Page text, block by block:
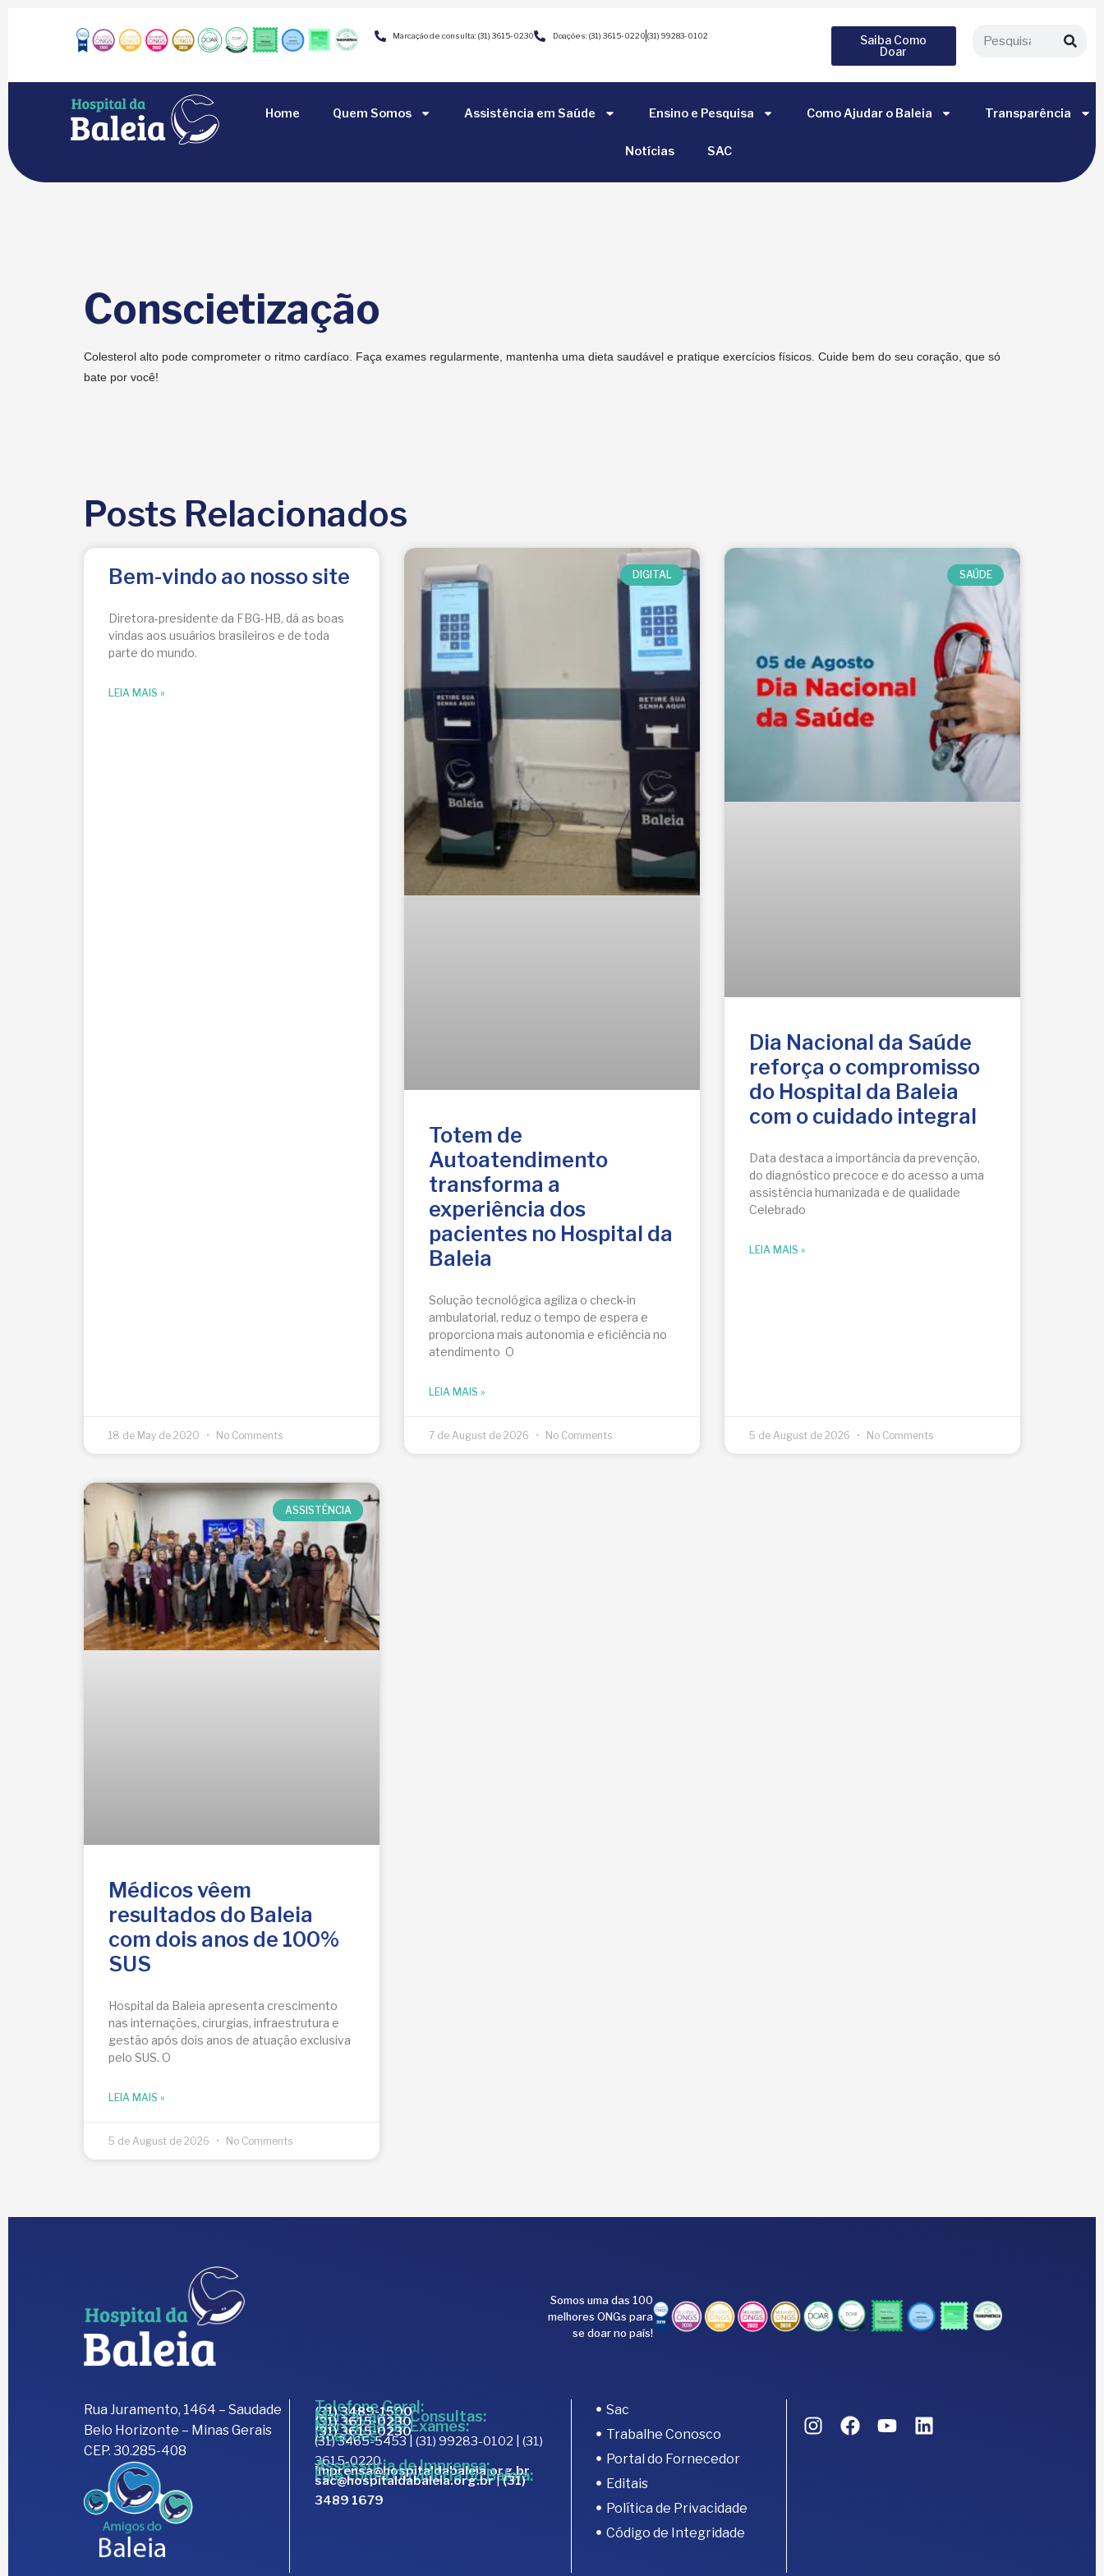
Marcação de consulta: (31) 3615-0230 Doações: (31) 3615-0220 (31) 99283-0102
Saiba Como
Doar
Home Quem Somos Assistência em Saúde Ensino e Pesquisa Como Ajudar o Baleia Transparência
Notícias SAC
Conscietização
Colesterol alto pode comprometer o ritmo cardíaco. Faça exames regularmente, mantenha uma dieta saudável e pratique exercícios físicos. Cuide bem do seu coração, que só
bate por você!
Posts Relacionados
Bem-vindo ao nosso site
Diretora-presidente da FBG-HB, dá as boas
vindas aos usuários brasileiros e de toda
parte do mundo.
LEIA MAIS »
18 de May de 2020 No Comments
DIGITAL
Totem de
Autoatendimento
transforma a
experiência dos
pacientes no Hospital da
Baleia
Solução tecnológica agiliza o check-in
ambulatorial, reduz o tempo de espera e
proporciona mais autonomia e eficiência no
atendimento O
LEIA MAIS »
7 de August de 2026 No Comments
SAÚDE
Dia Nacional da Saúde
reforça o compromisso
do Hospital da Baleia
com o cuidado integral
Data destaca a importância da prevenção,
do diagnóstico precoce e do acesso a uma
assistência humanizada e de qualidade
Celebrado
LEIA MAIS »
5 de August de 2026 No Comments
ASSISTÊNCIA
Médicos vêem
resultados do Baleia
com dois anos de 100%
SUS
Hospital da Baleia apresenta crescimento
nas internações, cirurgias, infraestrutura e
gestão após dois anos de atuação exclusiva
pelo SUS. O
LEIA MAIS »
5 de August de 2026 No Comments
Somos uma das 100
melhores ONGs para
se doar no país!
Rua Juramento, 1464 – Saudade
Belo Horizonte – Minas Gerais
CEP. 30.285-408
Telefone Geral:
(31) 3489-1500
Marcação de Consultas:
(31) 3615-0230
Marcação de Exames:
(31) 3615-0230
Doações:
(31) 3465-5453 | (31) 99283-0102 | (31)
3615-0220
Assessoria de Imprensa:
imprensa@hospitaldabaleia.org.br
Fale com a Ouvidoria do Baleia:
sac@hospitaldabaleia.org.br|(31)
3489 1679
Sac
Trabalhe Conosco
Portal do Fornecedor
Editais
Política de Privacidade
Código de Integridade